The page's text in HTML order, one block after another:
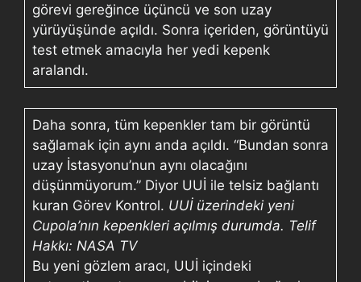
görevi gereğince üçüncü ve son uzay
yürüyüşünde açıldı. Sonra içeriden, görüntüyü
test etmek amacıyla her yedi kepenk
aralandı.
Daha sonra, tüm kepenkler tam bir görüntü
sağlamak için aynı anda açıldı. “Bundan sonra
uzay İstasyonu’nun aynı olacağını
düşünmüyorum.” Diyor UUİ ile telsiz bağlantı
kuran Görev Kontrol. UUİ üzerindeki yeni
Cupola’nın kepenkleri açılmış durumda. Telif
Hakkı: NASA TV
Bu yeni gözlem aracı, UUİ içindeki